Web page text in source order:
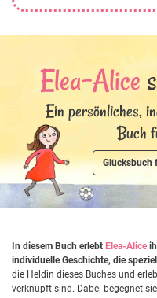
Elea-Alice
Ein persönliches,
Buch
Glücksbuch
In diesem Buch erlebt Elea-Alice
individuelle Geschichte, die
die Heldin dieses Buches und
verknüpft sind. Dabei begegnet